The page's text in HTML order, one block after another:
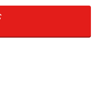
的な用語を解説して